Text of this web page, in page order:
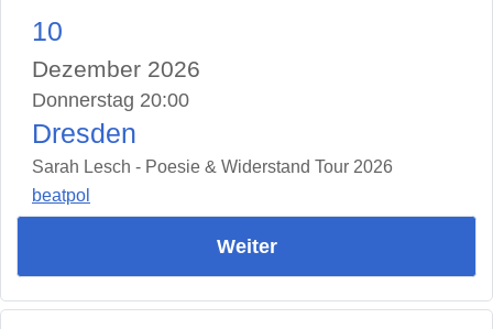
10
Dezember 2026
Donnerstag 20:00
Dresden
Sarah Lesch - Poesie & Widerstand Tour 2026
beatpol
Weiter